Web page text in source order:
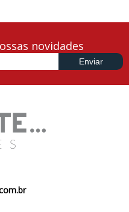
novidades